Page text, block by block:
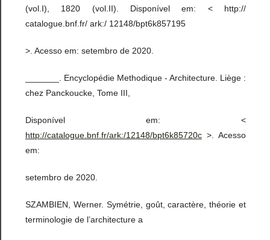
(vol.I), 1820 (vol.II). Disponível em: < http://
catalogue.bnf.fr/ ark:/ 12148/bpt6k857195
>. Acesso em: setembro de 2020.
_______. Encyclopédie Methodique - Architecture. Liège :
chez Panckoucke, Tome III,
Disponível em: <
http://catalogue.bnf.fr/ark:/12148/bpt6k85720c >. Acesso
em:
setembro de 2020.
SZAMBIEN, Werner. Symétrie, goût, caractère, théorie et
terminologie de l’architecture a